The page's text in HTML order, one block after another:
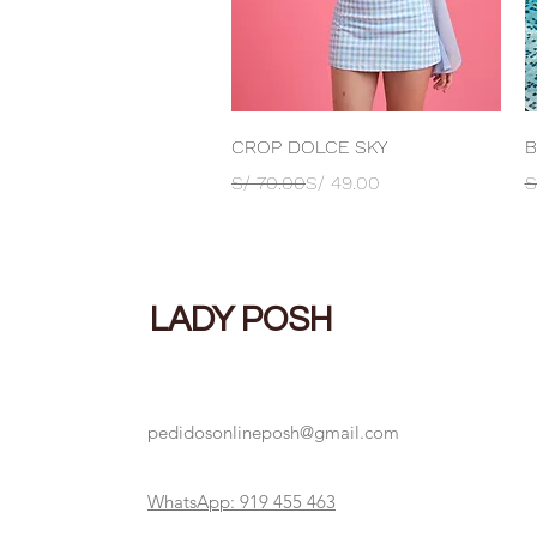
Vista rápida
CROP DOLCE SKY
Precio
S/ 70.00
Precio de oferta
S/ 49.00
LADY POSH
pedidosonlineposh@gmail.com
WhatsApp: 919 455 463